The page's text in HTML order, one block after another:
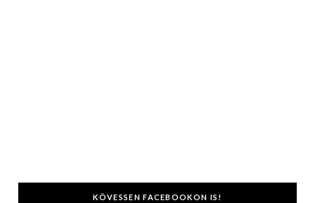
KÖVESSEN FACEBOOKON IS!